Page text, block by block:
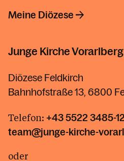
Meine Diözese
Junge Kirche Vorarlberg
Diözese Feldkirch
Bahnhofstraße 13, 6800
Telefon: +43 5522 3485-
team@junge-kirche-
oder